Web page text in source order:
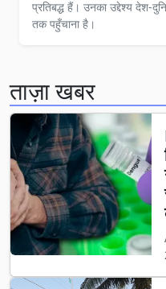
प्रतिबद्ध हैं। उनका उद्देश्य देश-
तक पहुँचाना है।
ताज़ा खबर